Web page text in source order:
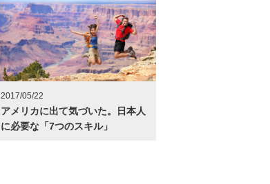
2017/05/22
アメリカに出て気づいた。日本人
に必要な「7つのスキル」